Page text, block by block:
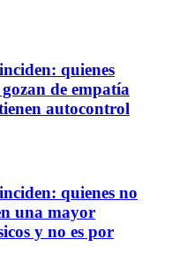
quienes
de empatía
autocontrol
quienes no
una mayor
y no es por